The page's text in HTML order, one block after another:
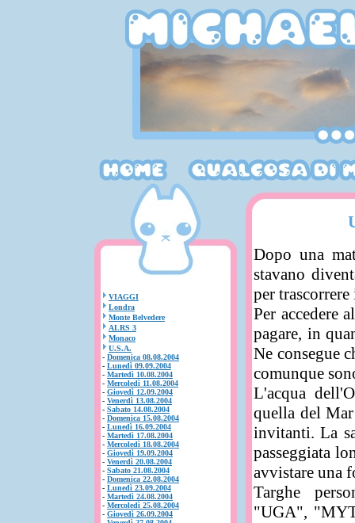
VIAGGI
Londra
Monte Belvedere
ALRS 3
Monaco
U.S.A.
- Domenica 08.08.2004
- Lunedì 09.09.2004
- Martedì 10.08.2004
- Mercoledì 11.08.2004
- Giovedì 12.09.2004
- Venerdì 13.08.2004
- Sabato 14.08.2004
- Domenica 15.08.2004
- Lunedì 16.09.2004
- Martedì 17.08.2004
- Mercoledì 18.08.2004
- Giovedì 19.09.2004
- Venerdì 20.08.2004
- Sabato 21.08.2004
- Domenica 22.08.2004
- Lunedì 23.09.2004
- Martedì 24.08.2004
- Mercoledì 25.08.2004
- Giovedì 26.09.2004
Dopo una
stavano
per
Per accedere
pagare, in
Ne consegue
comunque
L'acqua
quella del
invitanti. La
passeggiata
avvistare una
Targhe
"UGA",